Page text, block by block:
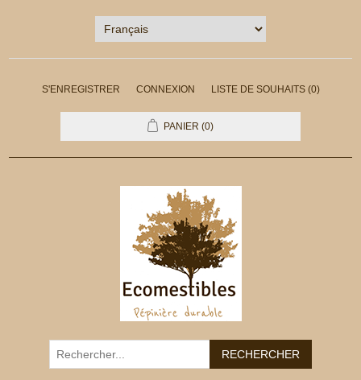
S'ENREGISTRER CONNEXION LISTE DE SOUHAITS (0)
PANIER (0)